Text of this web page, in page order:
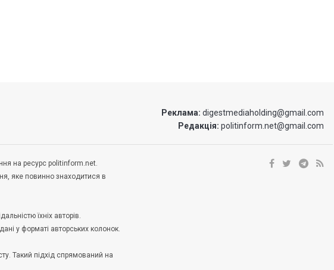
Реклама: digestmediaholding@gmail.com
Редакція: politinform.net@gmail.com
на ресурс politinform.net.
яке повинно знаходитися в
їхніх авторів.
у форматі авторських колонок.
Такий підхід спрямований на